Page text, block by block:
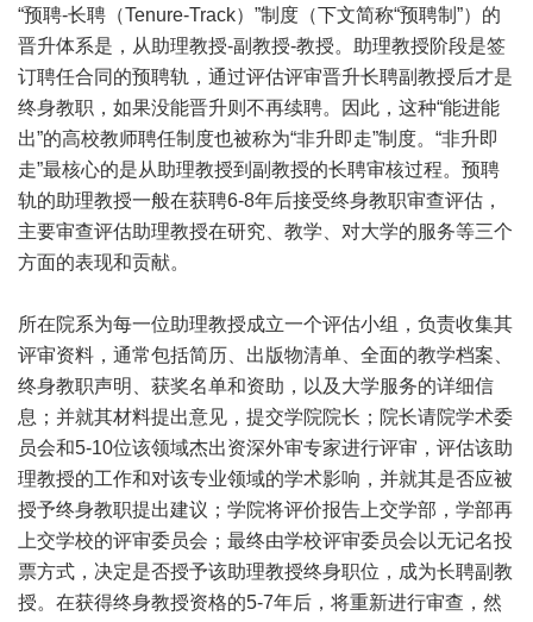
“预聘-长聘（Tenure-Track）”制度（下文简称“预聘制”）的
晋升体系是，从助理教授-副教授-教授。助理教授阶段是签
订聘任合同的预聘轨，通过评估评审晋升长聘副教授后才是
终身教职，如果没能晋升则不再续聘。因此，这种“能进能
出”的高校教师聘任制度也被称为“非升即走”制度。“非升即
走”最核心的是从助理教授到副教授的长聘审核过程。预聘
轨的助理教授一般在获聘6-8年后接受终身教职审查评估，
主要审查评估助理教授在研究、教学、对大学的服务等三个
方面的表现和贡献。
所在院系为每一位助理教授成立一个评估小组，负责收集其
评审资料，通常包括简历、出版物清单、全面的教学档案、
终身教职声明、获奖名单和资助，以及大学服务的详细信
息；并就其材料提出意见，提交学院院长；院长请院学术委
员会和5-10位该领域杰出资深外审专家进行评审，评估该助
理教授的工作和对该专业领域的学术影响，并就其是否应被
授予终身教职提出建议；学院将评价报告上交学部，学部再
上交学校的评审委员会；最终由学校评审委员会以无记名投
票方式，决定是否授予该助理教授终身职位，成为长聘副教
授。在获得终身教授资格的5-7年后，将重新进行审查，然